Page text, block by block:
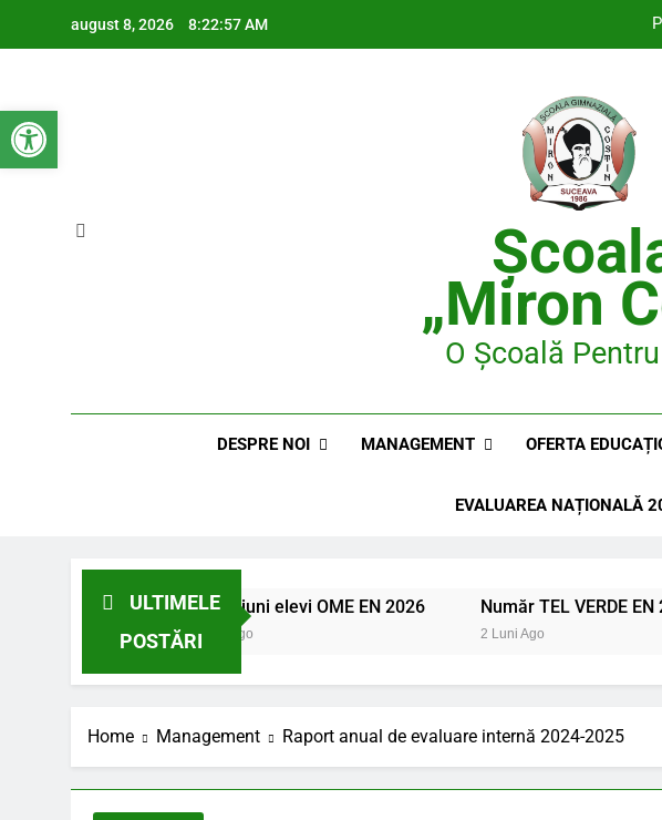
Deschide bara de unelte
august 8, 2026 8:22:57 AM
Repartizarea
Repartizarea
„Miron
O Școală
DESPRE NOI MANAGEMENT OFERTA
EVALUAREA NAȚIONALĂ
ULTIMELE
POSTĂRI
Intrucțiuni elevi OME EN 2026
2 Luni Ago
Număr TEL VERDE EN
2 Luni Ago
Home Management Raport anual de evaluare internă 2024-2025